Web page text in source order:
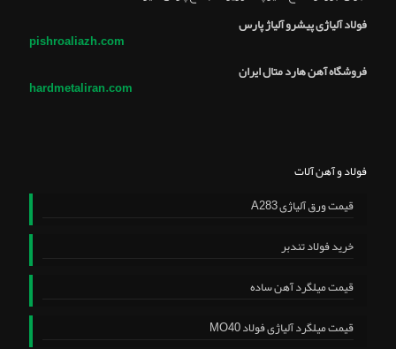
فولاد آلیاژی پیشرو آلیاژ پارس
pishroaliazh.com
فروشگاه آهن هارد متال ایران
hardmetaliran.com
فولاد و آهن آلات
قیمت ورق آلیاژی A283
خرید فولاد تندبر
قیمت میلگرد آهن ساده
قیمت میلگرد آلیاژی فولاد MO40